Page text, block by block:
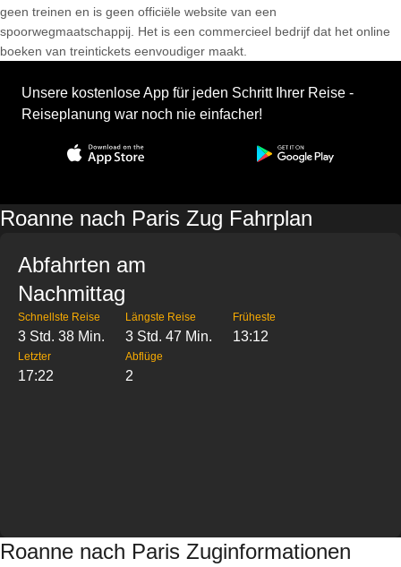
geen treinen en is geen officiële website van een
spoorwegmaatschappij. Het is een commercieel bedrijf dat het online
boeken van treintickets eenvoudiger maakt.
Unsere kostenlose App für jeden Schritt Ihrer Reise -
Reiseplanung war noch nie einfacher!
Roanne nach Paris Zug Fahrplan
Abfahrten am
Nachmittag
Schnellste Reise
3 Std. 38 Min.
Längste Reise
3 Std. 47 Min.
Früheste
13:12
Letzter
17:22
Abflüge
2
Roanne nach Paris Zuginformationen